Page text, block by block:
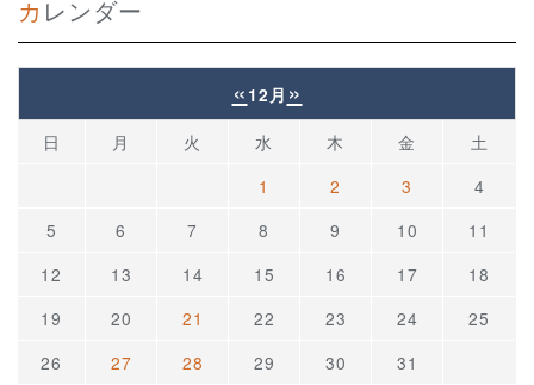
カレンダー
« 12月 »
日 月 火 水 木 金
土
1
2 3
4
5
6 7 8 9 10
11
12
13 14 15 16 17
18
19
20 21 22 23 24
25
26
27 28 29 30 31